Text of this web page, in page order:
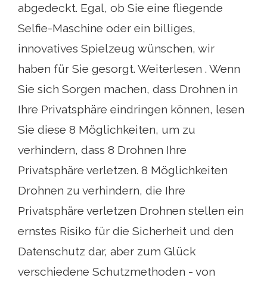
abgedeckt. Egal, ob Sie eine fliegende
Selfie-Maschine oder ein billiges,
innovatives Spielzeug wünschen, wir
haben für Sie gesorgt. Weiterlesen . Wenn
Sie sich Sorgen machen, dass Drohnen in
Ihre Privatsphäre eindringen können, lesen
Sie diese 8 Möglichkeiten, um zu
verhindern, dass 8 Drohnen Ihre
Privatsphäre verletzen. 8 Möglichkeiten
Drohnen zu verhindern, die Ihre
Privatsphäre verletzen Drohnen stellen ein
ernstes Risiko für die Sicherheit und den
Datenschutz dar, aber zum Glück
verschiedene Schutzmethoden - von